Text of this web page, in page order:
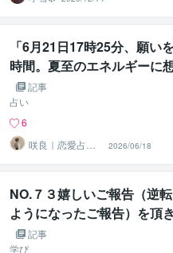
「6月21日17時25分、願い
時間。夏至のエネルギーに
ませんか？」
記事
占い
6
咲良｜恋愛占い
心導師
2026/06/18
NO.７３嬉しいご報告（逆
ようになったご報告）を頂
記事
学び